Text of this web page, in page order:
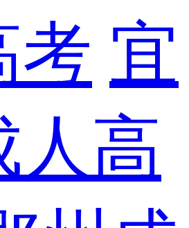
考 宜
人高